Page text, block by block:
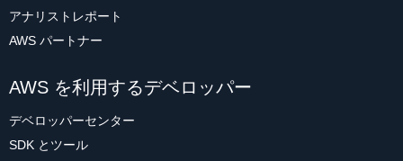
アナリストレポート
AWS パートナー
AWS を利用するデベロッパー
デベロッパーセンター
SDK とツール